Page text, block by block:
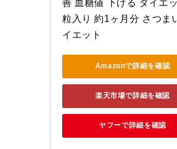
善 血糖値 下げる ダイエ
粒入り 約1ヶ月分 さつま
イエット
Amazonで詳細を確認
楽天市場で詳細を確認
ヤフーで詳細を確認